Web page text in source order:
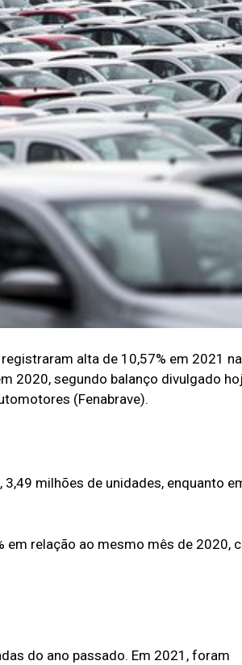
alta de 10,57% em 2021 na
2020, segundo balanço divulgado
(Fenabrave).
milhões de unidades, enquanto
em relação ao mesmo mês de 2020,
do ano passado. Em 2021, foram